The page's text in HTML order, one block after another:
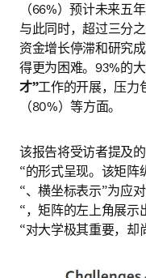
（66%）预计未来五
与此同时，超过三分
资金增长停滞和研究
得更为困难。93%的
才”工作的开展，压力
（80%）等方面。
该报告将受访者提及
“的形式呈现。该矩阵
“、横坐标表示”为应
“，矩阵的左上角展示
“对大学极其重要，却